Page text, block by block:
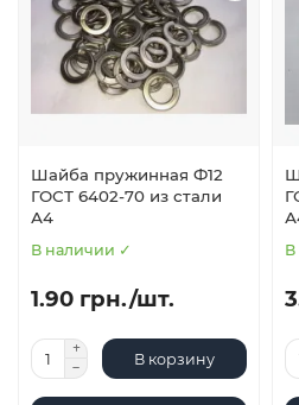
Шайба пружинная Ф12
ГОСТ 6402-70 из стали
А4
В наличии ✓
1.90 грн./шт.
В корзину
В